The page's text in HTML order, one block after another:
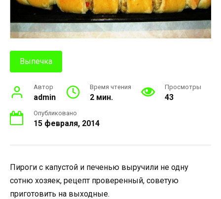
Выпечка
Автор
admin
Время чтения
2 мин.
Просмотры
43
Опубликовано
15 февраля, 2014
Пироги с капустой и печенью выручили не одну
сотню хозяек, рецепт проверенный, советую
приготовить на выходные.